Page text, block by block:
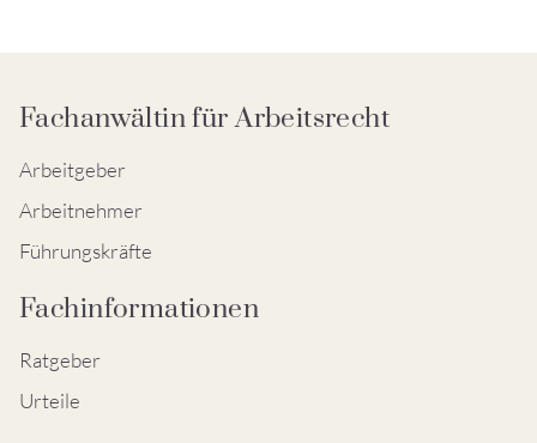
Fachanwältin für Arbeitsrecht
Arbeitgeber
Arbeitnehmer
Führungskräfte
Fachinformationen
Ratgeber
Urteile